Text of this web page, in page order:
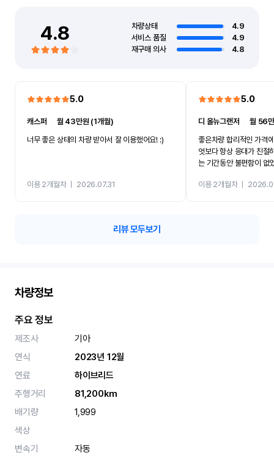
4.8 차량상태
4.9
서비스 품질
4.9
재구매 의사
4.8
5.0
캐스퍼
월 43만원 (1개월)
너무 좋은 상태의 차량 받아서 잘 이용했어요! :)
이용 2개월차ㅣ 2026.07.31
5.0
디 올뉴그랜저 ㅣ월 56
좋은차량 합리적인 가격
엇보다 항상 응대가 친절
는 기간동안 불편함이 없
카 렌트 고민없이 강추합
이용 2개월차ㅣ
리뷰 모두보기
차량정보
주요 정보
제조사
기아
연식
2023년 12월
연료
하이브리드
주행거리
81,200km
배기량
1,999
색상
변속기
자동